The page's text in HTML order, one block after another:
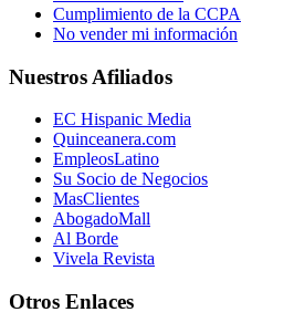
Cumplimiento de la CCPA
No vender mi información
Nuestros Afiliados
EC Hispanic Media
Quinceanera.com
EmpleosLatino
Su Socio de Negocios
MasClientes
AbogadoMall
Al Borde
Vivela Revista
Otros Enlaces